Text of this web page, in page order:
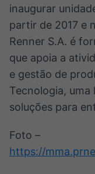
inaugurar
partir de 2017 e
Renner S.A. é
que apoia a
e gestão de
Tecnologia,
soluções para
Foto –
https://